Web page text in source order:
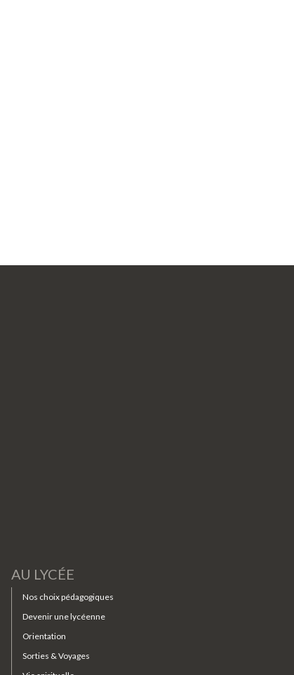
AU LYCÉE
Nos choix pédagogiques
Devenir une lycéenne
Orientation
Sorties & Voyages